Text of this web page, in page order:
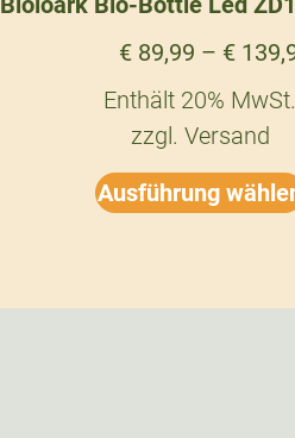
€89,99 – €
Enthält 20% MwSt.
zzgl. Versand
Ausführung